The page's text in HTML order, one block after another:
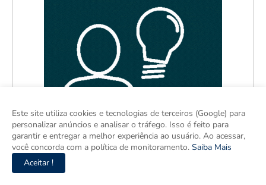
Este site utiliza cookies e tecnologias de terceiros (Google) para
personalizar anúncios e analisar o tráfego. Isso é feito para
garantir e entregar a melhor experiência ao usuário. Ao acessar,
você concorda com a política de monitoramento. Saiba Mais
Aceitar !